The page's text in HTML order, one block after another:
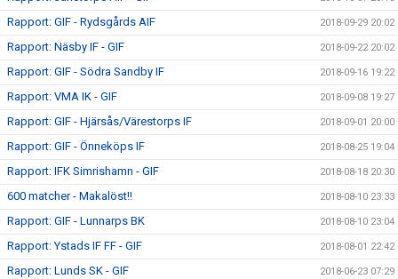
Rapport: GIF - Rydsgårds AIF 2018-09-29 20:02
Rapport: Näsby IF - GIF 2018-09-22 20:02
Rapport: GIF - Södra Sandby IF 2018-09-16 19:22
Rapport: VMA IK - GIF 2018-09-08 19:27
Rapport: GIF - Hjärsås/Värestorps IF 2018-09-01 20:00
Rapport: GIF - Önneköps IF 2018-08-25 19:04
Rapport: IFK Simrishamn - GIF 2018-08-18 20:30
600 matcher - Makalöst!! 2018-08-10 23:33
Rapport: GIF - Lunnarps BK 2018-08-10 23:04
Rapport: Ystads IF FF - GIF 2018-08-01 22:42
Rapport: Lunds SK - GIF 2018-06-23 07:29